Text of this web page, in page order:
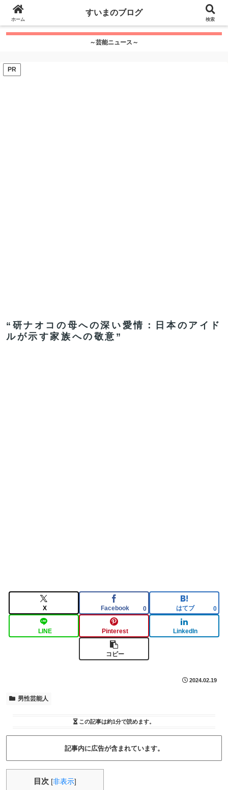
google.com, pub-7115624674097404, DIRECT,
f08c47fec0942fa0
～芸能ニュース～
PR
“研ナオコの母への深い愛情：日本のアイド
ルが示す家族への敬意”
X Facebook 0 はてブ 0
LINE Pinterest LinkedIn
コピー
2024.02.19
男性芸能人
この記事は約1分で読めます。
記事内に広告が含まれています。
目次 [非表示]
ホーム
すいまのブログ
検索